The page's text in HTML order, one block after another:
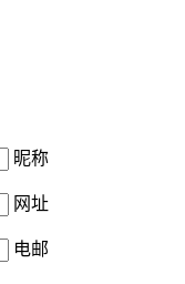
昵称
网址
电邮